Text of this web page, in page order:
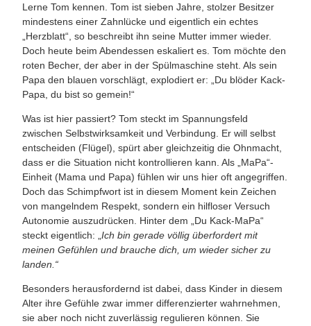
Lerne Tom kennen. Tom ist sieben Jahre, stolzer Besitzer
mindestens einer Zahnlücke und eigentlich ein echtes
„Herzblatt“, so beschreibt ihn seine Mutter immer wieder.
Doch heute beim Abendessen eskaliert es. Tom möchte den
roten Becher, der aber in der Spülmaschine steht. Als sein
Papa den blauen vorschlägt, explodiert er: „Du blöder Kack-
Papa, du bist so gemein!“
Was ist hier passiert?Tom steckt imSpannungsfeld
zwischen Selbstwirksamkeit und Verbindung . Er will selbst
entscheiden (Flügel), spürt aber gleichzeitig die Ohnmacht,
dass er die Situation nicht kontrollieren kann. Als „MaPa“-
Einheit (Mama und Papa) fühlen wir uns hier oft angegriffen.
Doch das Schimpfwort ist in diesem Moment kein Zeichen
von mangelndem Respekt, sondern ein hilfloser Versuch
Autonomie auszudrücken. Hinter dem „Du Kack-MaPa“
steckt eigentlich: „Ich bin gerade völlig überfordert mit
meinen Gefühlen und brauche dich, um wieder sicher zu
landen.“
Besonders herausfordernd ist dabei, dass Kinder in diesem
Alter ihre Gefühle zwar immer differenzierter wahrnehmen,
sie aber noch nicht zuverlässig regulieren können. Sie